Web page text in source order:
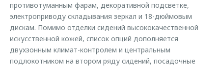
противотуманным фарам, декоративной подсветке,
электроприводу складывания зеркал и 18-дюймовым
дискам. Помимо отделки сидений высококачественной
искусственной кожей, список опций дополняется
двухзонным климат-контролем и центральным
подлокотником на втором ряду сидений, посадочные